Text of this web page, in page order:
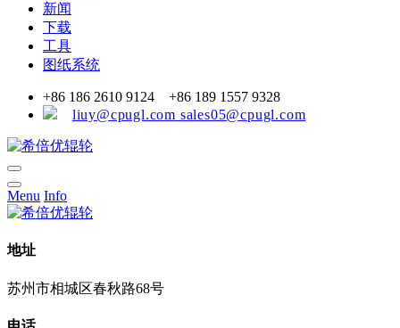
新闻
下载
工具
图纸系统
+86 186 2610 9124 +86 189 1557 9328
liuy@cpugl.com sales05@cpugl.com
Menu Info
地址
苏州市相城区春秋路68号